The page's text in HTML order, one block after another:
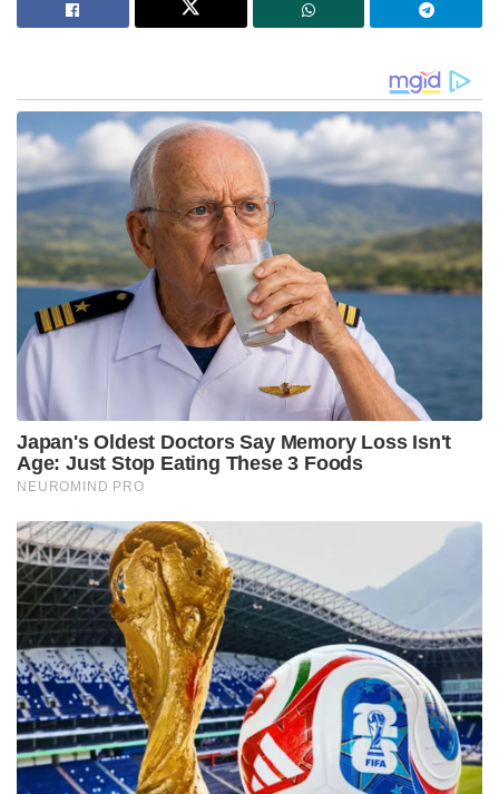
സമ്മാനങ്ങൾ നൽകിയിരുന്നതായും
Stories you may like
പാർട്ടിക്ക് വേണ്ടി പ്രതികരിച്ചതിനാണ് കള്ളക്കേസിൽ
ജയിലിൽ അടയ്ക്കപ്പെട്ടത്, പിന്തുണ വേണ്ട, പിന്നിൽ
നിന്ന് കുത്തരുത്; ജയരാജനെതിരെ ആഞ്ഞടിച്ച്
അർജുൻ ആയങ്കി
‘ജെൻസികളെ കേൾക്കാൻ കോൺഗ്രസിന്
കഴിഞ്ഞുവോ എന്ന് സ്വയം പരിശോധിക്കണം;
വിമർശനവുമായി ശശി തരൂർ
സ്നേഹ മെർലിനെതിരെ നേരത്തെയും സമാനമായ
രീതിയിലുള്ള കേസ് രജിസ്റ്റർ ചെയ്തിട്ടുണ്ടെന്നാണ്
പോലീസ് പറയുന്നത്. മുമ്പ് ഒരു അടിപിടി കേസിലും
ഇവർ പ്രതിയായിട്ടുണ്ട്.